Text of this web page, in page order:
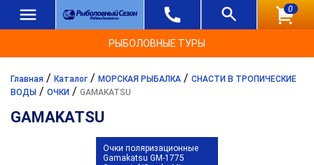
0
РЫБОЛОВНЫЕ ТУРЫ
Главная / Каталог / МОРСКАЯ РЫБАЛКА / СНАСТИ В ТРОПИЧЕСКИЕ
ВОДЫ / ОЧКИ / GAMAKATSU
GAMAKATSU
Очки поляризационные
Gamakatsu GM-1775